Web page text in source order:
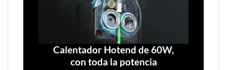
Calentador Hotend de 60W,
con toda la potencia